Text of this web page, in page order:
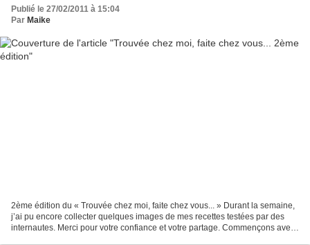
Publié le 27/02/2011 à 15:04
Par Maike
2ème édition du « Trouvée chez moi, faite chez vous... » Durant la semaine,
j’ai pu encore collecter quelques images de mes recettes testées par des
internautes. Merci pour votre confiance et votre partage. Commençons avec